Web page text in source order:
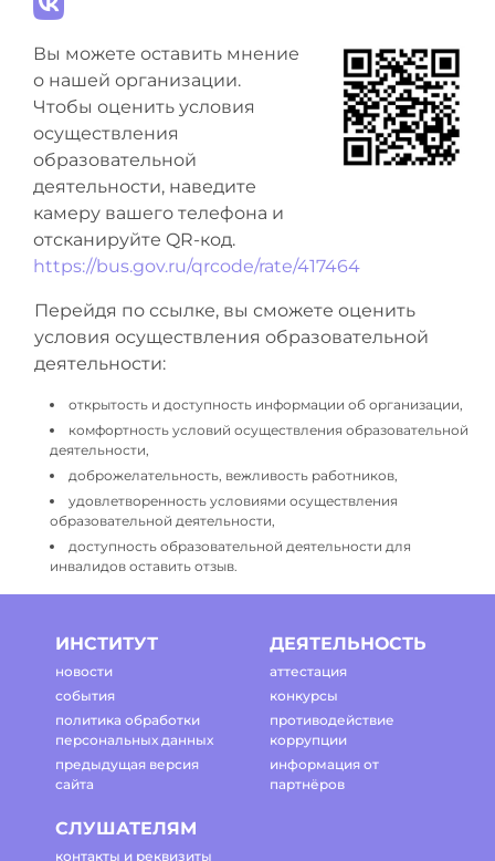
Вы можете оставить мнение
о нашей организации.
Чтобы оценить условия
осуществления
образовательной
деятельности, наведите
камеру вашего телефона и
отсканируйте QR-код.
https://bus.gov.ru/qrcode/rate/417464
Перейдя по ссылке, вы сможете оценить
условия осуществления образовательной
деятельности:
открытость и доступность информации об организации,
комфортность условий осуществления образовательной
деятельности,
доброжелательность, вежливость работников,
удовлетворенность условиями осуществления
образовательной деятельности,
доступность образовательной деятельности для
инвалидов оставить отзыв.
ИНСТИТУТ
новости
события
политика обработки
персональных данных
предыдущая версия
сайта
ДЕЯТЕЛЬНОСТЬ
аттестация
конкурсы
противодействие
коррупции
информация от
партнёров
СЛУШАТЕЛЯМ
контакты и реквизиты